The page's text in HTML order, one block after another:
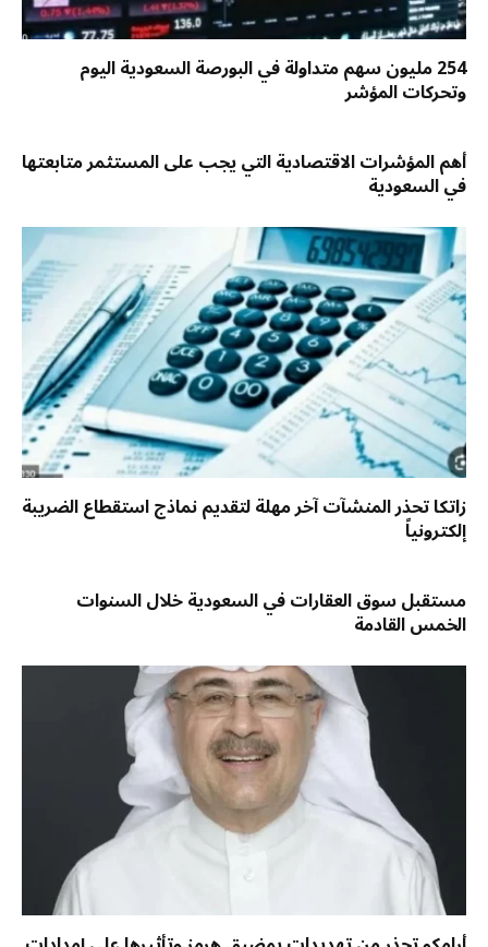
254 مليون سهم متداولة في البورصة السعودية اليوم
وتحركات المؤشر
أهم المؤشرات الاقتصادية التي يجب على المستثمر متابعتها
في السعودية
زاتكا تحذر المنشآت آخر مهلة لتقديم نماذج استقطاع الضريبة
إلكترونياً
مستقبل سوق العقارات في السعودية خلال السنوات
الخمس القادمة